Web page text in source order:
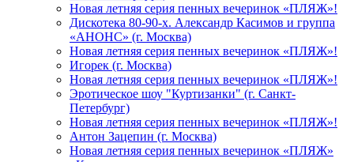
Новая летняя серия пенных вечеринок «ПЛЯЖ»!
Дискотека 80-90-х. Александр Касимов и группа
«АНОНС» (г. Москва)
Новая летняя серия пенных вечеринок «ПЛЯЖ»!
Игорек (г. Москва)
Новая летняя серия пенных вечеринок «ПЛЯЖ»!
Эротическое шоу "Куртизанки" (г. Санкт-
Петербург)
Новая летняя серия пенных вечеринок «ПЛЯЖ»!
Антон Зацепин (г. Москва)
Новая летняя серия пенных вечеринок «ПЛЯЖ»